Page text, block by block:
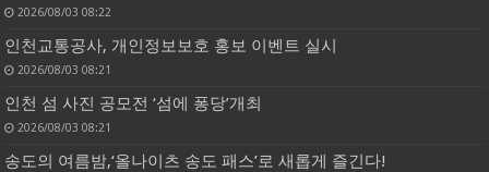
2026/08/03 08:22
인천교통공사, 개인정보보호 홍보 이벤트 실시
2026/08/03 08:21
인천 섬 사진 공모전 ‘섬에 퐁당’개최
2026/08/03 08:21
송도의 여름밤,‘올나이츠 송도 패스’로 새롭게 즐긴다!